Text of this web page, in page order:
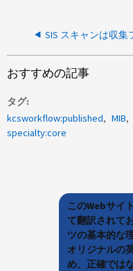
おすすめの記事
タグ
kcsworkflow:published
MIB
specialty:core
このWebサイ
て翻訳されて
ツの基本的な
オリジナルの
め、正確では